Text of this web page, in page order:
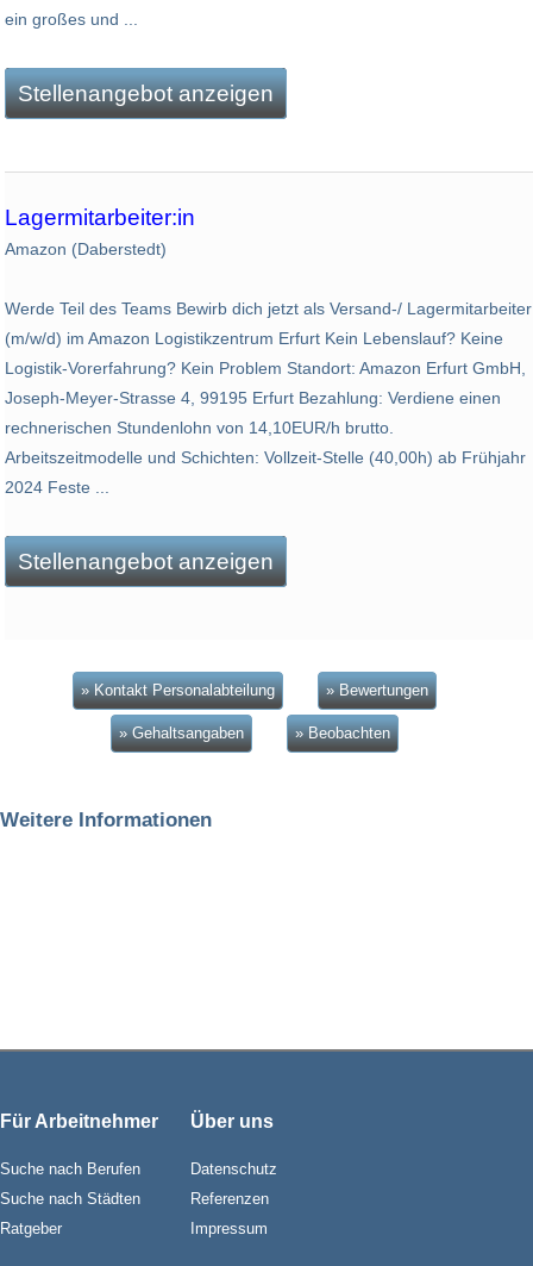
ein großes und ...
Stellenangebot anzeigen
Lagermitarbeiter:in
Amazon (Daberstedt)
Werde Teil des Teams Bewirb dich jetzt als Versand-/ Lagermitarbeiter
(m/w/d) im Amazon Logistikzentrum Erfurt Kein Lebenslauf? Keine
Logistik-Vorerfahrung? Kein Problem Standort: Amazon Erfurt GmbH,
Joseph-Meyer-Strasse 4, 99195 Erfurt Bezahlung: Verdiene einen
rechnerischen Stundenlohn von 14,10EUR/h brutto.
Arbeitszeitmodelle und Schichten: Vollzeit-Stelle (40,00h) ab Frühjahr
2024 Feste ...
Stellenangebot anzeigen
» Kontakt Personalabteilung » Bewertungen
» Gehaltsangaben » Beobachten
Weitere Informationen
Für Arbeitnehmer
Suche nach Berufen
Suche nach Städten
Ratgeber
Über uns
Datenschutz
Referenzen
Impressum